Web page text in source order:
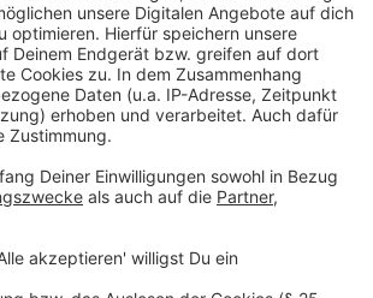
und Links zum Thema:
Start über die Schulerweiterung